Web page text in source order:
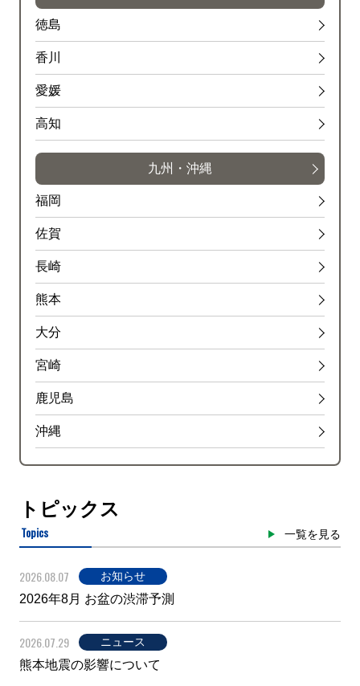
徳島
香川
愛媛
高知
九州・沖縄
福岡
佐賀
長崎
熊本
大分
宮崎
鹿児島
沖縄
トピックス
Topics 一覧を見る
2026.08.07 お知らせ
2026年8月 お盆の渋滞予測
2026.07.29 ニュース
熊本地震の影響について